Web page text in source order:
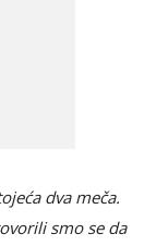
dva meča.
smo se da